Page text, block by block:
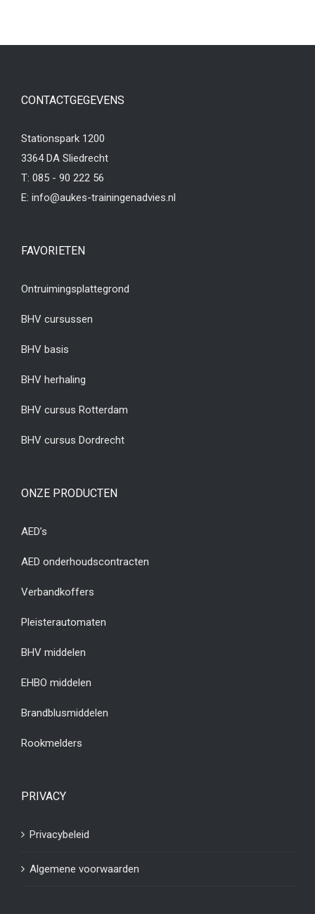
CONTACTGEGEVENS
Stationspark 1200
3364 DA Sliedrecht
T: 085 - 90 222 56
E: info@aukes-trainingenadvies.nl
FAVORIETEN
Ontruimingsplattegrond
BHV cursussen
BHV basis
BHV herhaling
BHV cursus Rotterdam
BHV cursus Dordrecht
ONZE PRODUCTEN
AED’s
AED onderhoudscontracten
Verbandkoffers
Pleisterautomaten
BHV middelen
EHBO middelen
Brandblusmiddelen
Rookmelders
PRIVACY
Privacybeleid
Algemene voorwaarden